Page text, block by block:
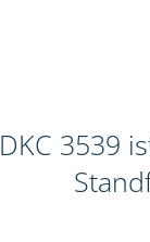
DKC 3539